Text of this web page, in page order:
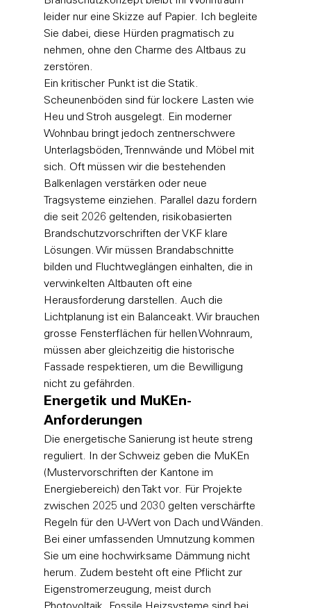
leider nur eine Skizze auf Papier. Ich begleite
Sie dabei, diese Hürden pragmatisch zu
nehmen, ohne den Charme des Altbaus zu
zerstören.
Ein kritischer Punkt ist die Statik.
Scheunenböden sind für lockere Lasten wie
Heu und Stroh ausgelegt. Ein moderner
Wohnbau bringt jedoch zentnerschwere
Unterlagsböden, Trennwände und Möbel mit
sich. Oft müssen wir die bestehenden
Balkenlagen verstärken oder neue
Tragsysteme einziehen. Parallel dazu fordern
die seit 2026 geltenden, risikobasierten
Brandschutzvorschriften der VKF klare
Lösungen. Wir müssen Brandabschnitte
bilden und Fluchtweglängen einhalten, die in
verwinkelten Altbauten oft eine
Herausforderung darstellen. Auch die
Lichtplanung ist ein Balanceakt. Wir brauchen
grosse Fensterflächen für hellen Wohnraum,
müssen aber gleichzeitig die historische
Fassade respektieren, um die Bewilligung
nicht zu gefährden.
Energetik und MuKEn-
Anforderungen
Die energetische Sanierung ist heute streng
reguliert. In der Schweiz geben die MuKEn
(Mustervorschriften der Kantone im
Energiebereich) den Takt vor. Für Projekte
zwischen 2025 und 2030 gelten verschärfte
Regeln für den U-Wert von Dach und Wänden.
Bei einer umfassenden Umnutzung kommen
Sie um eine hochwirksame Dämmung nicht
herum. Zudem besteht oft eine Pflicht zur
Eigenstromerzeugung, meist durch